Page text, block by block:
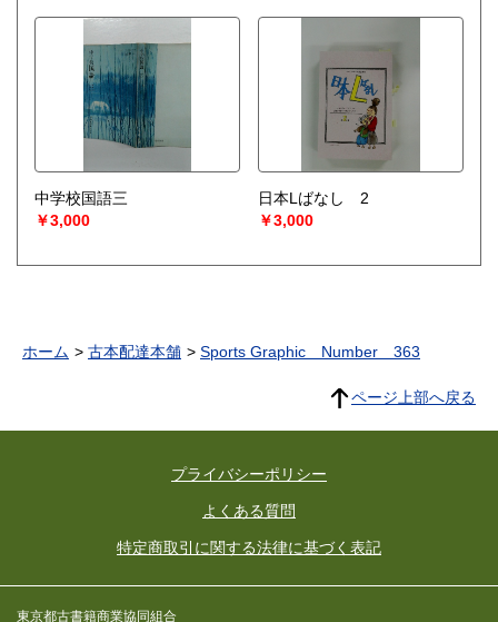
中学校国語三
￥3,000
日本Lばなし 2
￥3,000
ホーム 古本配達本舗 Sports Graphic Number 363
ページ上部へ戻る
プライバシーポリシー
よくある質問
特定商取引に関する法律に基づく表記
東京都古書籍商業協同組合